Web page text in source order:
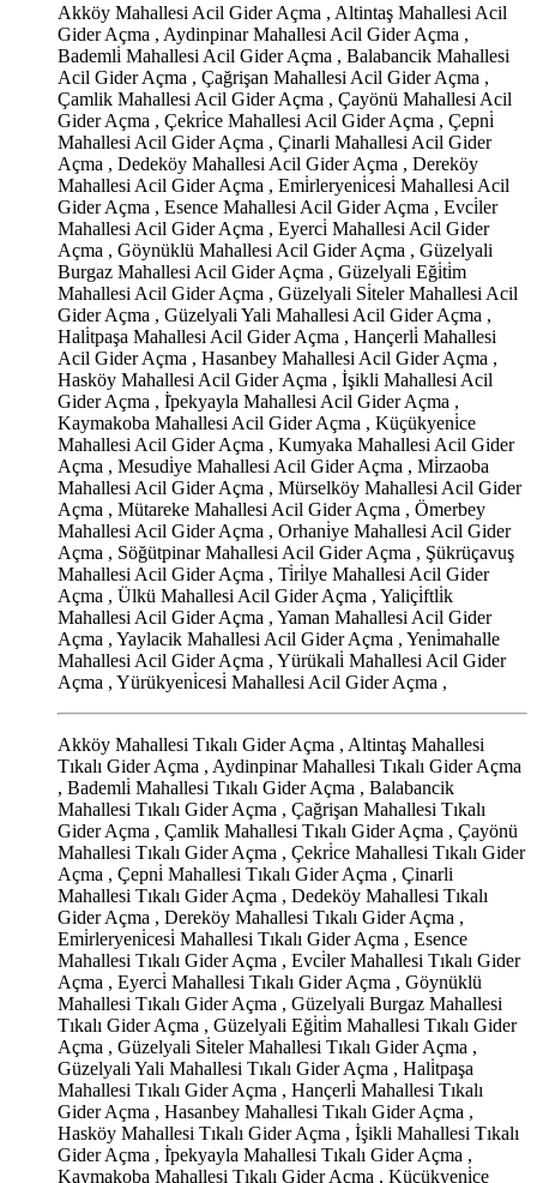
Akköy Mahallesi Acil Gider Açma , Altintaş Mahallesi Acil
Gider Açma , Aydinpinar Mahallesi Acil Gider Açma ,
Bademli̇ Mahallesi Acil Gider Açma , Balabancik Mahallesi
Acil Gider Açma , Çağrişan Mahallesi Acil Gider Açma ,
Çamlik Mahallesi Acil Gider Açma , Çayönü Mahallesi Acil
Gider Açma , Çekri̇ce Mahallesi Acil Gider Açma , Çepni̇
Mahallesi Acil Gider Açma , Çinarli Mahallesi Acil Gider
Açma , Dedeköy Mahallesi Acil Gider Açma , Dereköy
Mahallesi Acil Gider Açma , Emi̇rleryeni̇cesi̇ Mahallesi Acil
Gider Açma , Esence Mahallesi Acil Gider Açma , Evci̇ler
Mahallesi Acil Gider Açma , Eyerci̇ Mahallesi Acil Gider
Açma , Göynüklü Mahallesi Acil Gider Açma , Güzelyali
Burgaz Mahallesi Acil Gider Açma , Güzelyali Eği̇ti̇m
Mahallesi Acil Gider Açma , Güzelyali Si̇teler Mahallesi Acil
Gider Açma , Güzelyali Yali Mahallesi Acil Gider Açma ,
Hali̇tpaşa Mahallesi Acil Gider Açma , Hançerli̇ Mahallesi
Acil Gider Açma , Hasanbey Mahallesi Acil Gider Açma ,
Hasköy Mahallesi Acil Gider Açma , İşikli Mahallesi Acil
Gider Açma , İ̇pekyayla Mahallesi Acil Gider Açma ,
Kaymakoba Mahallesi Acil Gider Açma , Küçükyeni̇ce
Mahallesi Acil Gider Açma , Kumyaka Mahallesi Acil Gider
Açma , Mesudi̇ye Mahallesi Acil Gider Açma , Mi̇rzaoba
Mahallesi Acil Gider Açma , Mürselköy Mahallesi Acil Gider
Açma , Mütareke Mahallesi Acil Gider Açma , Ömerbey
Mahallesi Acil Gider Açma , Orhani̇ye Mahallesi Acil Gider
Açma , Söğütpinar Mahallesi Acil Gider Açma , Şükrüçavuş
Mahallesi Acil Gider Açma , Ti̇ri̇lye Mahallesi Acil Gider
Açma , Ülkü Mahallesi Acil Gider Açma , Yaliçi̇ftli̇k
Mahallesi Acil Gider Açma , Yaman Mahallesi Acil Gider
Açma , Yaylacik Mahallesi Acil Gider Açma , Yeni̇mahalle
Mahallesi Acil Gider Açma , Yürükali̇ Mahallesi Acil Gider
Açma , Yürükyeni̇cesi̇ Mahallesi Acil Gider Açma ,
Akköy Mahallesi Tıkalı Gider Açma , Altintaş Mahallesi
Tıkalı Gider Açma , Aydinpinar Mahallesi Tıkalı Gider Açma
, Bademli̇ Mahallesi Tıkalı Gider Açma , Balabancik
Mahallesi Tıkalı Gider Açma , Çağrişan Mahallesi Tıkalı
Gider Açma , Çamlik Mahallesi Tıkalı Gider Açma , Çayönü
Mahallesi Tıkalı Gider Açma , Çekri̇ce Mahallesi Tıkalı Gider
Açma , Çepni̇ Mahallesi Tıkalı Gider Açma , Çinarli
Mahallesi Tıkalı Gider Açma , Dedeköy Mahallesi Tıkalı
Gider Açma , Dereköy Mahallesi Tıkalı Gider Açma ,
Emi̇rleryeni̇cesi̇ Mahallesi Tıkalı Gider Açma , Esence
Mahallesi Tıkalı Gider Açma , Evci̇ler Mahallesi Tıkalı Gider
Açma , Eyerci̇ Mahallesi Tıkalı Gider Açma , Göynüklü
Mahallesi Tıkalı Gider Açma , Güzelyali Burgaz Mahallesi
Tıkalı Gider Açma , Güzelyali Eği̇ti̇m Mahallesi Tıkalı Gider
Açma , Güzelyali Si̇teler Mahallesi Tıkalı Gider Açma ,
Güzelyali Yali Mahallesi Tıkalı Gider Açma , Hali̇tpaşa
Mahallesi Tıkalı Gider Açma , Hançerli̇ Mahallesi Tıkalı
Gider Açma , Hasanbey Mahallesi Tıkalı Gider Açma ,
Hasköy Mahallesi Tıkalı Gider Açma , İşikli Mahallesi Tıkalı
Gider Açma , İ̇pekyayla Mahallesi Tıkalı Gider Açma ,
Kaymakoba Mahallesi Tıkalı Gider Açma , Küçükyeni̇ce